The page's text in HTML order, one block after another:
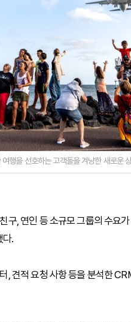
행을 선호하는 고객들을 겨냥한 새로운
구, 연인 등 소규모 그룹의 수요
다.
, 견적 요청 사항 등을 분석한